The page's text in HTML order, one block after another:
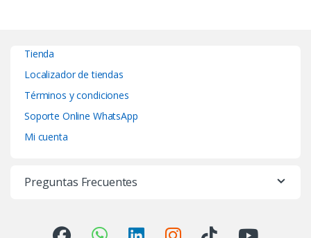
Tienda
Localizador de tiendas
Términos y condiciones
Soporte Online WhatsApp
Mi cuenta
Preguntas Frecuentes